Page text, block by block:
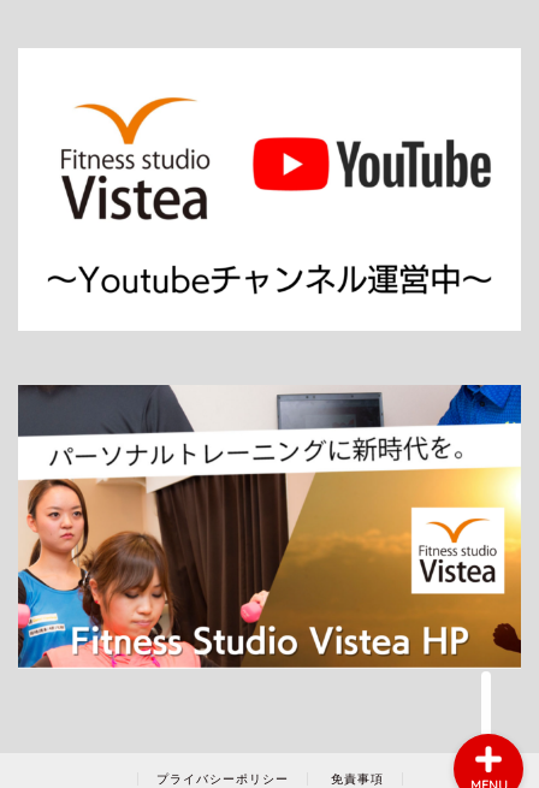
プライバシーポリシー 免責事項
ホーム
パーソナルトレーニング
ダイエット